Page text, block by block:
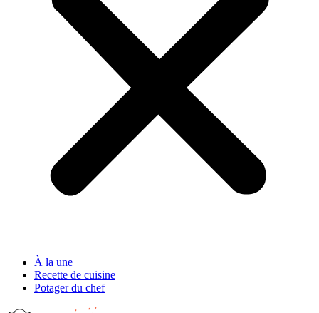
À la une
Recette de cuisine
Potager du chef